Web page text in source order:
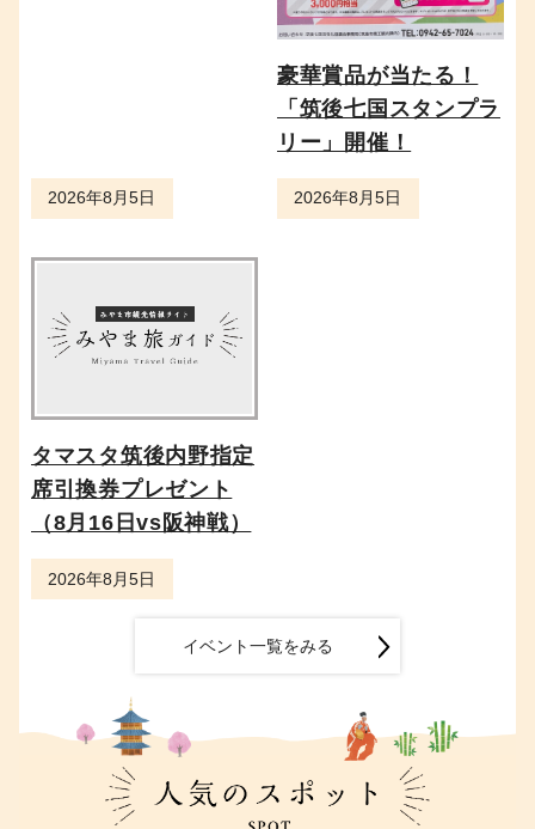
2026年8月5日
豪華賞品が当たる！
「筑後七国スタンプラ
リー」開催！
2026年8月5日
タマスタ筑後内野指定
席引換券プレゼント
（8月16日vs阪神戦）
2026年8月5日
イベント一覧をみる